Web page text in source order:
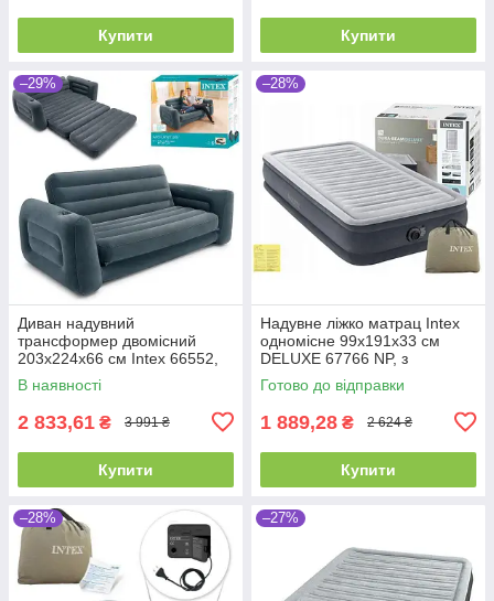
Купити Купити
–29%
Диван надувний
трансформер двомісний
203х224х66 см Intex 66552,
велюровий, двоспальний
В наявності
2 833,61 ₴ 3 991 ₴
Купити
–28%
Надувне ліжко матрац Intex
одномісне 99х191х33 см
DELUXE 67766 NP, з
вбудованим насосом 220V
Готово до відправки
1 889,28 ₴ 2 624 ₴
Купити
–28% –27%